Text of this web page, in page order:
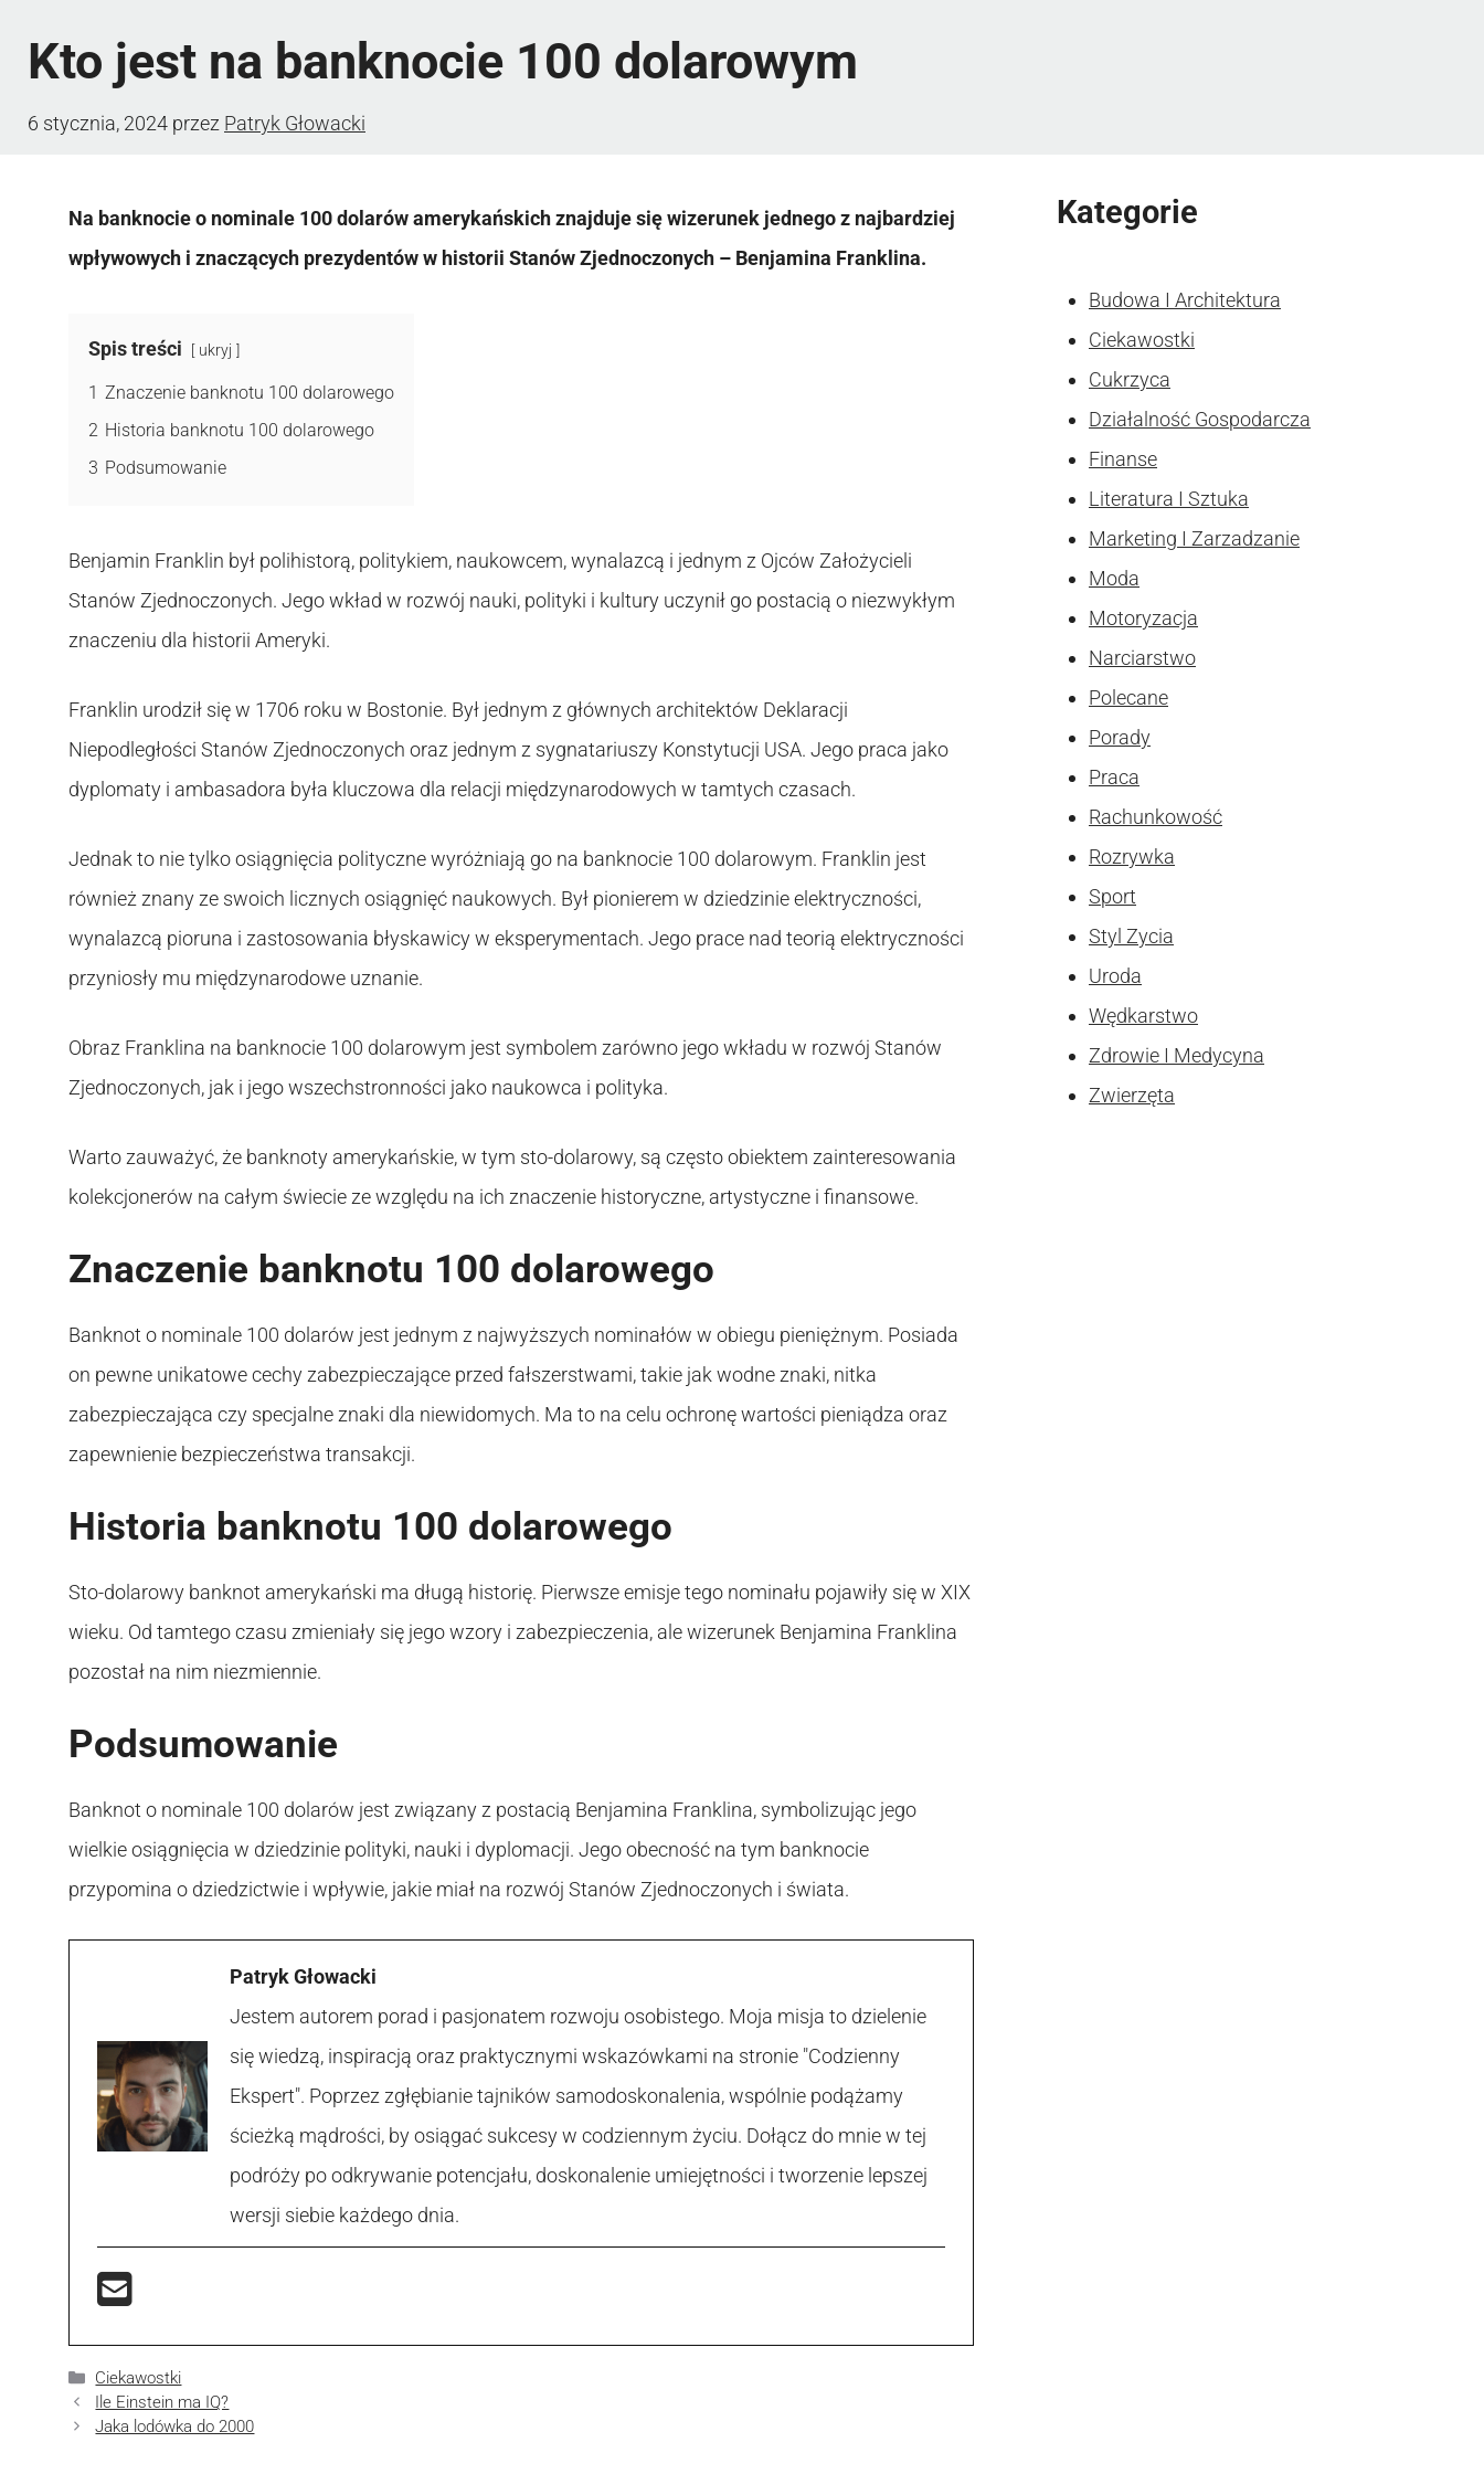
Kto jest na banknocie 100 dolarowym
6 stycznia, 2024 przez Patryk Głowacki
Na banknocie o nominale 100 dolarów amerykańskich znajduje się wizerunek jednego z najbardziej
wpływowych i znaczących prezydentów w historii Stanów Zjednoczonych – Benjamina Franklina.
Spis treści ukryj
1 Znaczenie banknotu 100 dolarowego
2 Historia banknotu 100 dolarowego
3 Podsumowanie
Benjamin Franklin był polihistorą, politykiem, naukowcem, wynalazcą i jednym z Ojców Założycieli
Stanów Zjednoczonych. Jego wkład w rozwój nauki, polityki i kultury uczynił go postacią o niezwykłym
znaczeniu dla historii Ameryki.
Franklin urodził się w 1706 roku w Bostonie. Był jednym z głównych architektów Deklaracji
Niepodległości Stanów Zjednoczonych oraz jednym z sygnatariuszy Konstytucji USA. Jego praca jako
dyplomaty i ambasadora była kluczowa dla relacji międzynarodowych w tamtych czasach.
Jednak to nie tylko osiągnięcia polityczne wyróżniają go na banknocie 100 dolarowym. Franklin jest
również znany ze swoich licznych osiągnięć naukowych. Był pionierem w dziedzinie elektryczności,
wynalazcą pioruna i zastosowania błyskawicy w eksperymentach. Jego prace nad teorią elektryczności
przyniosły mu międzynarodowe uznanie.
Obraz Franklina na banknocie 100 dolarowym jest symbolem zarówno jego wkładu w rozwój Stanów
Zjednoczonych, jak i jego wszechstronności jako naukowca i polityka.
Warto zauważyć, że banknoty amerykańskie, w tym sto-dolarowy, są często obiektem zainteresowania
kolekcjonerów na całym świecie ze względu na ich znaczenie historyczne, artystyczne i finansowe.
Znaczenie banknotu 100 dolarowego
Banknot o nominale 100 dolarów jest jednym z najwyższych nominałów w obiegu pieniężnym. Posiada
on pewne unikatowe cechy zabezpieczające przed fałszerstwami, takie jak wodne znaki, nitka
zabezpieczająca czy specjalne znaki dla niewidomych. Ma to na celu ochronę wartości pieniądza oraz
zapewnienie bezpieczeństwa transakcji.
Historia banknotu 100 dolarowego
Sto-dolarowy banknot amerykański ma długą historię. Pierwsze emisje tego nominału pojawiły się w XIX
wieku. Od tamtego czasu zmieniały się jego wzory i zabezpieczenia, ale wizerunek Benjamina Franklina
pozostał na nim niezmiennie.
Podsumowanie
Banknot o nominale 100 dolarów jest związany z postacią Benjamina Franklina, symbolizując jego
wielkie osiągnięcia w dziedzinie polityki, nauki i dyplomacji. Jego obecność na tym banknocie
przypomina o dziedzictwie i wpływie, jakie miał na rozwój Stanów Zjednoczonych i świata.
Patryk Głowacki
Jestem autorem porad i pasjonatem rozwoju osobistego. Moja misja to dzielenie
się wiedzą, inspiracją oraz praktycznymi wskazówkami na stronie "Codzienny
Ekspert". Poprzez zgłębianie tajników samodoskonalenia, wspólnie podążamy
ścieżką mądrości, by osiągać sukcesy w codziennym życiu. Dołącz do mnie w tej
podróży po odkrywanie potencjału, doskonalenie umiejętności i tworzenie lepszej
wersji siebie każdego dnia.
Kategorie
Ciekawostki
Ile Einstein ma IQ?
Jaka lodówka do 2000
Kategorie
Budowa I Architektura
Ciekawostki
Cukrzyca
Działalność Gospodarcza
Finanse
Literatura I Sztuka
Marketing I Zarzadzanie
Moda
Motoryzacja
Narciarstwo
Polecane
Porady
Praca
Rachunkowość
Rozrywka
Sport
Styl Zycia
Uroda
Wędkarstwo
Zdrowie I Medycyna
Zwierzęta